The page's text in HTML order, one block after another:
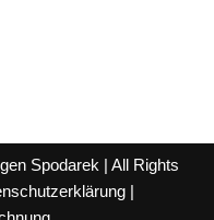
Spodarek | All Rights